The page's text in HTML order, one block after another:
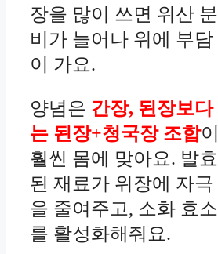
장을 많이 쓰면 위산 분
비가 늘어나 위에 부담
이 가요.
양념은 간장, 된장보다
는 된장+청국장 조합이
훨씬 몸에 맞아요. 발효
된 재료가 위장에 자극
을 줄여주고, 소화 효소
를 활성화해줘요.